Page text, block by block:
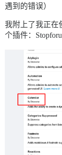
遇到的错误）
我附上了我正在
个插件：